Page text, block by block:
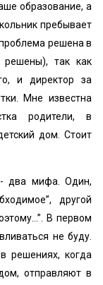
образование, а
пребывает
решена в
решены), так как
и директор за
Мне известна
родители, в
дом. Стоит
- два мифа. Один,
другой
В первом
не буду.
решениях, когда
отправляют в